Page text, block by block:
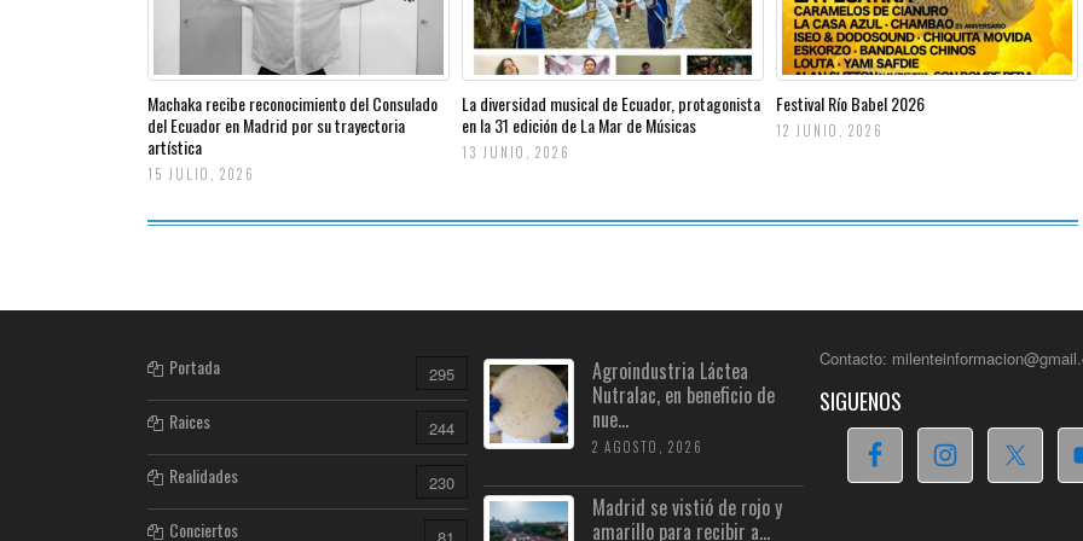
Machaka recibe reconocimiento del Consulado
del Ecuador en Madrid por su trayectoria
artística
15 JULIO, 2026
La diversidad musical de Ecuador, protagonista
en la 31 edición de La Mar de Músicas
13 JUNIO, 2026
Festival Río Babel 2026
12 JUNIO, 2026
Portada 295
Raices 244
Realidades 230
Conciertos
Agroindustria Láctea
Nutralac, en beneficio de
nue...
2 AGOSTO, 2026
Madrid se vistió de rojo y
amarillo para recibir a...
Contacto:
SIGUENOS